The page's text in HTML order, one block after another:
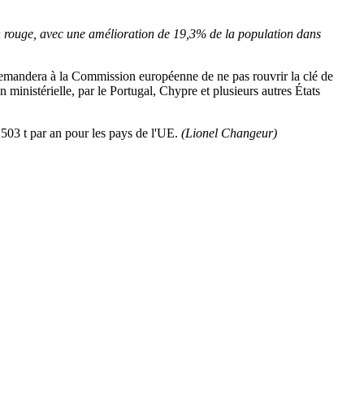
avec une amélioration de 19,3% de la population dans
à la Commission européenne de ne pas rouvrir la clé de
ministérielle, par le Portugal, Chypre et plusieurs autres États
t par an pour les pays de l'UE. (Lionel Changeur)